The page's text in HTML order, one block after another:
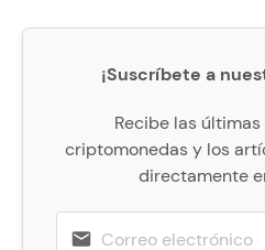
¡Suscríbete a
Recibe las
criptomonedas y los
directamente